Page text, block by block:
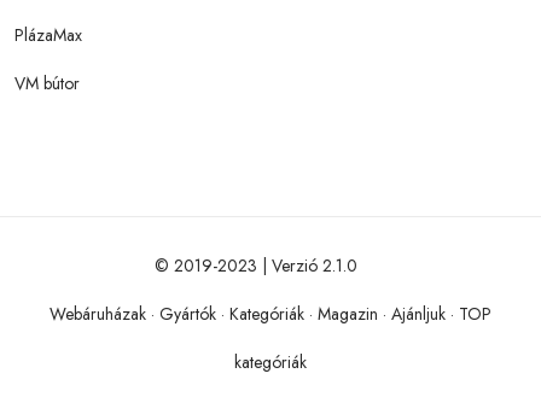
PlázaMax
VM bútor
© 2019-2023 | Verzió 2.1.0
Webáruházak · Gyártók · Kategóriák · Magazin · Ajánljuk · TOP
kategóriák